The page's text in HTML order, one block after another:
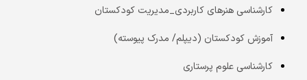
کارشناسی هنرهای کاربردی_مدیریت کودکستان
آموزش کودکستان (دیپلم/ مدرک پیوسته)
کارشناسی علوم پرستاری